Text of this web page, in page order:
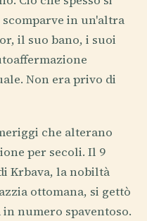
in un'altra
il suo bano, i suoi
Non era privo di
che alterano
per secoli. Il 9
Krbava, la nobiltà
ottomana, si gettò
numero spaventoso.